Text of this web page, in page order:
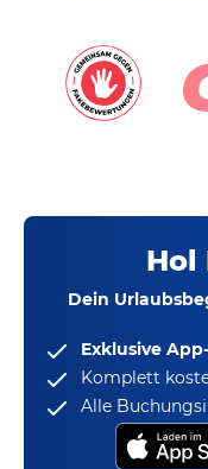
Hol
Dein
Exklusive
Komplett
Alle